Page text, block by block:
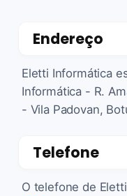
Endereço
Eletti Informática
Informática - R.
- Vila Padovan,
Telefone
O telefone de